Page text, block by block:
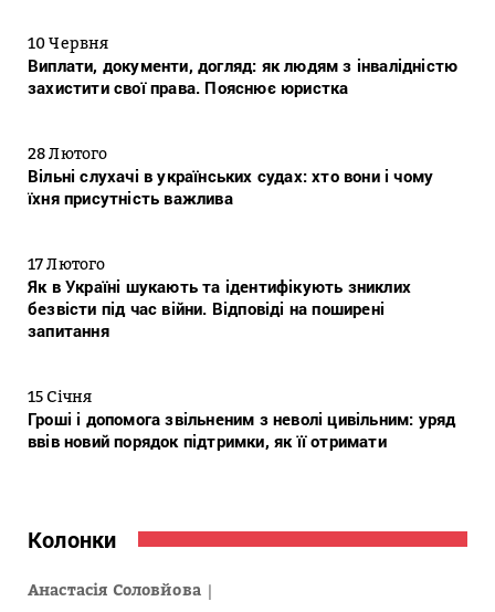
10 Червня
Виплати, документи, догляд: як людям з інвалідністю
захистити свої права. Пояснює юристка
28 Лютого
Вільні слухачі в українських судах: хто вони і чому
їхня присутність важлива
17 Лютого
Як в Україні шукають та ідентифікують зниклих
безвісти під час війни. Відповіді на поширені
запитання
15 Січня
Гроші і допомога звільненим з неволі цивільним: уряд
ввів новий порядок підтримки, як її отримати
Колонки
Анастасія Соловйова